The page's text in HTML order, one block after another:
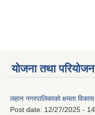
योजना तथा
लहान नगरपालिकाको क्षमता
Post date: 12/27/2025 -